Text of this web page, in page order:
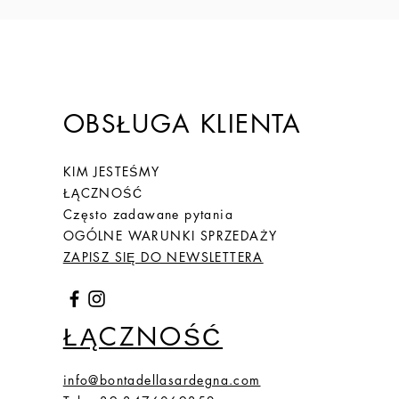
OBSŁUGA KLIENTA
KIM JESTEŚMY
ŁĄCZNOŚĆ
Często zadawane pytania
OGÓLNE WARUNKI SPRZEDAŻY
ZAPISZ SIĘ DO NEWSLETTERA
ŁĄCZNOŚĆ
info@bontadellasardegna.com